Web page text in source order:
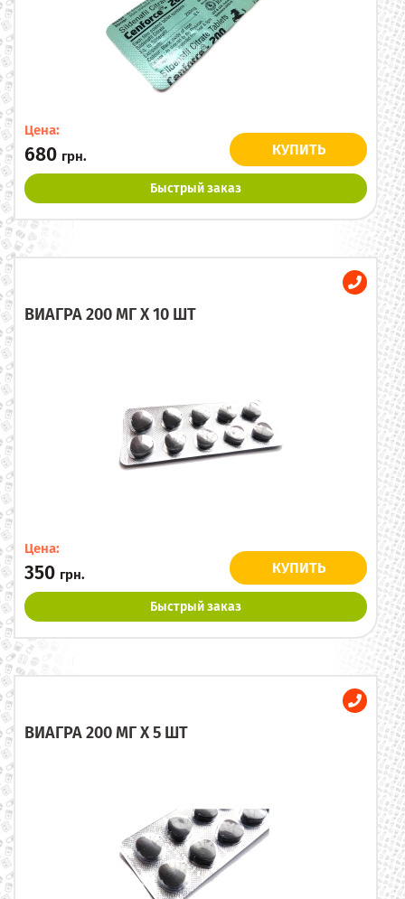
Цена:
680 грн. КУПИТЬ
Быстрый заказ
ВИАГРА 200 МГ X 10 ШТ
Цена:
350 грн. КУПИТЬ
Быстрый заказ
ВИАГРА 200 МГ X 5 ШТ